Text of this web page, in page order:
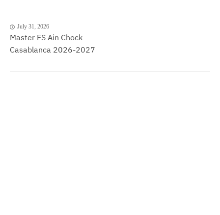
July 31, 2026
Master FS Ain Chock
Casablanca 2026-2027